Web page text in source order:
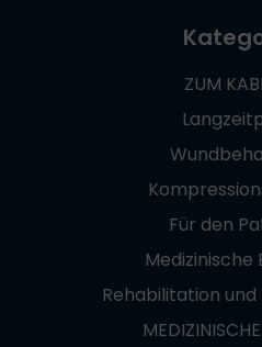
ZUM
Für den
Medizinische
Rehabilitation